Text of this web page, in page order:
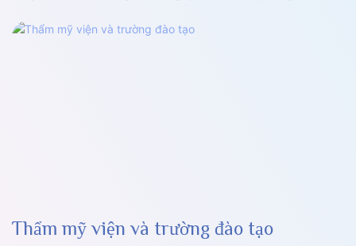
Thẩm mỹ viện và trường đào tạo